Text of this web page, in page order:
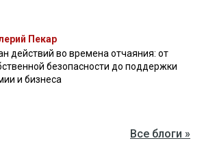
Пекар
действий во времена отчаяния: от
безопасности до поддержки
и бизнеса
Все блоги »